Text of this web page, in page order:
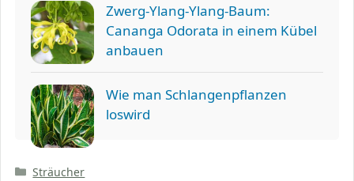
Zwerg-Ylang-Ylang-Baum:
Cananga Odorata in einem Kübel
anbauen
Wie man Schlangenpflanzen
loswird
Kategorien
Sträucher